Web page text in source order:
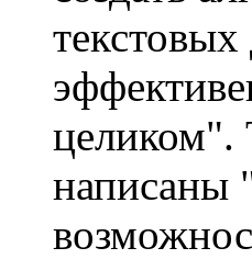
целиком".
написаны